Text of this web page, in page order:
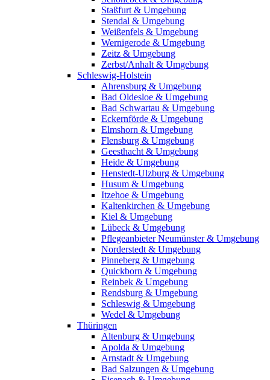
Staßfurt & Umgebung
Stendal & Umgebung
Weißenfels & Umgebung
Wernigerode & Umgebung
Zeitz & Umgebung
Zerbst/Anhalt & Umgebung
Schleswig-Holstein
Ahrensburg & Umgebung
Bad Oldesloe & Umgebung
Bad Schwartau & Umgebung
Eckernförde & Umgebung
Elmshorn & Umgebung
Flensburg & Umgebung
Geesthacht & Umgebung
Heide & Umgebung
Henstedt-Ulzburg & Umgebung
Husum & Umgebung
Itzehoe & Umgebung
Kaltenkirchen & Umgebung
Kiel & Umgebung
Lübeck & Umgebung
Pflegeanbieter Neumünster & Umgebung
Norderstedt & Umgebung
Pinneberg & Umgebung
Quickborn & Umgebung
Reinbek & Umgebung
Rendsburg & Umgebung
Schleswig & Umgebung
Wedel & Umgebung
Thüringen
Altenburg & Umgebung
Apolda & Umgebung
Arnstadt & Umgebung
Bad Salzungen & Umgebung